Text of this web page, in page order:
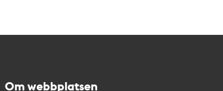
Om webbplatsen